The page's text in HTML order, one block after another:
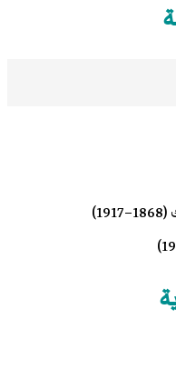
(1868–1917)